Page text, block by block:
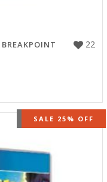
22
OUT OF STOCK
SALE 25% OFF